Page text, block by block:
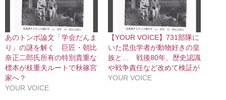
あのトンボ論文「学会だんま
り」の謎を解く 巨匠・朝比
奈正二郎氏所有の特別貴重な
標本が枝重夫ルートで秋篠宮
家へ？
YOUR VOICE
【YOUR VOICE】731部隊に
いた昆虫学者が動物好きの皇
族と… 戦後80年、歴史認識
や戦争責任など改めて検証が
YOUR VOICE